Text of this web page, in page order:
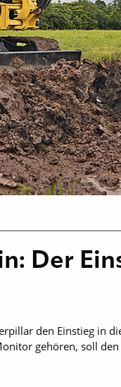
Der
den Einstieg in
gehören, soll